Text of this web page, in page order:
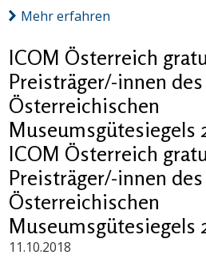
Mehr erfahren
ICOM Österreich
Preisträger/-innen des
Österreichischen
Museumsgütesiegels
ICOM Österreich
Preisträger/-innen des
Österreichischen
Museumsgütesiegels
11.10.2018